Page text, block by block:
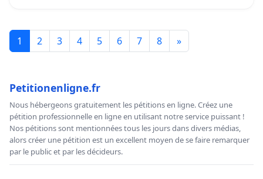
1 2 3 4 5 6 7 8 »
Petitionenligne.fr
Nous hébergeons gratuitement les pétitions en ligne. Créez une
pétition professionnelle en ligne en utilisant notre service puissant !
Nos pétitions sont mentionnées tous les jours dans divers médias,
alors créer une pétition est un excellent moyen de se faire remarquer
par le public et par les décideurs.